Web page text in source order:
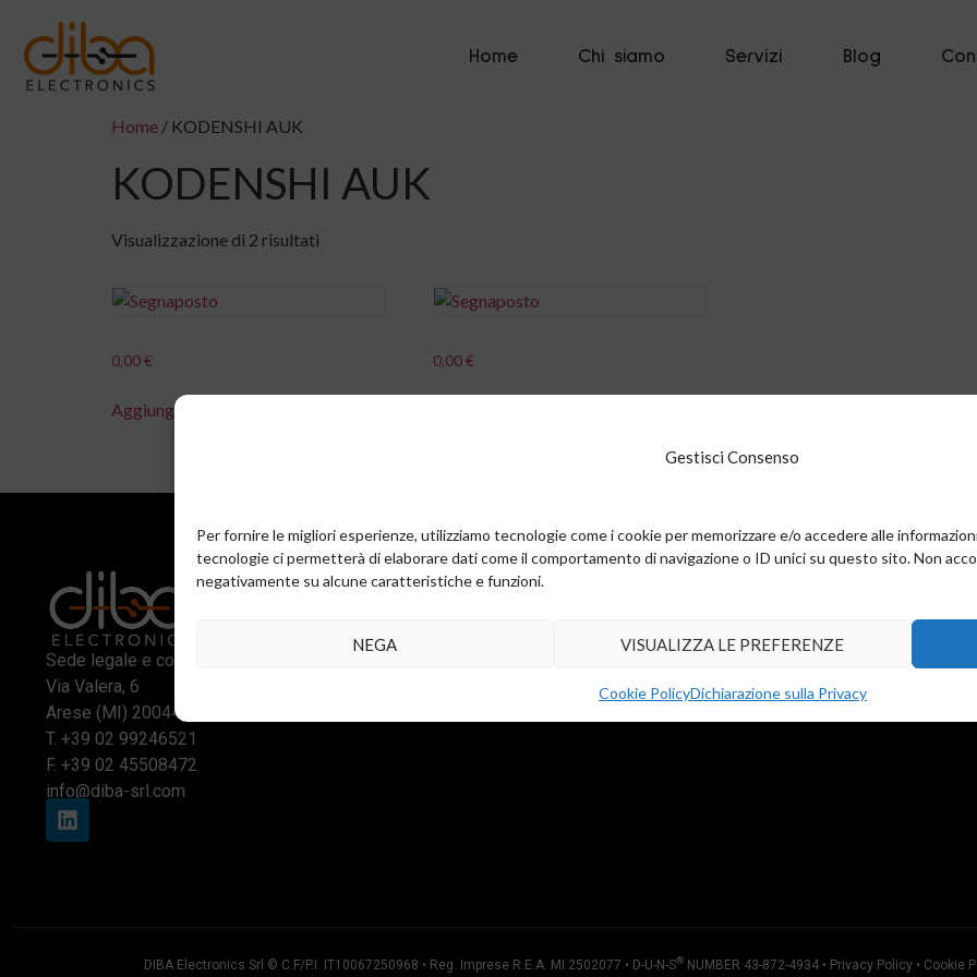
Gestisci Consenso
Per fornire le migliori esperienze, utilizziamo tecnologie come i cookie per memorizzare e/o accedere alle
tecnologie ci permetterà di elaborare dati come il comportamento di navigazione o ID unici su questo sito. Non
negativamente su alcune caratteristiche e funzioni.
NEGA VISUALIZZA LE PREFERENZE
Cookie PolicyDichiarazione sulla Privacy
Home Chi siamo Servizi Blog
Home / KODENSHI AUK
KODENSHI AUK
Visualizzazione di 2 risultati
0,00€
Aggiungi al carrello
0,00€
Sede legale e commerciale:
Via Valera, 6
Arese (MI) 20044
T. +39 02 99246521
F. +39 02 45508472
info@diba-srl.com
DIBA Electronics Srl © C.F/P.I. IT10067250968 • Reg. Imprese R.E.A. MI 2502077 • D-U-N-S®NUMBER 43-872-4934 • Privacy Policy• Cookie